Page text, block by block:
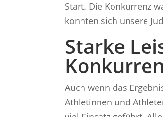
Start. Die Konkurrenz
konnten sich unsere
Starke
Auch wenn das
Athletinnen und